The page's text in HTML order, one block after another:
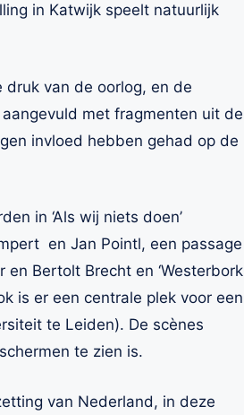
in Katwijk speelt natuurlijk
druk van de oorlog, en de
met fragmenten uit de
invloed hebben gehad op de
in ‘Als wij niets doen’
en Jan Pointl, een passage
en Bertolt Brecht en ‘Westerbork
is er een centrale plek voor een
te Leiden). De scènes
te zien is.
van Nederland, in deze